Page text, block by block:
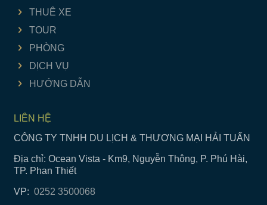
THUÊ XE
TOUR
PHÒNG
DỊCH VỤ
HƯỚNG DẪN
LIÊN HỆ
CÔNG TY TNHH DU LỊCH & THƯƠNG MẠI HẢI TUẤN
Địa chỉ: Ocean Vista - Km9, Nguyễn Thông, P. Phú Hài,
TP. Phan Thiết
VP: 0252 3500068